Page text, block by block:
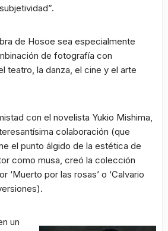
de Hosoe sea especialmente
de fotografía con
teatro, la danza, el cine y el arte
con el novelista Yukio Mishima,
colaboración (que
el punto álgido de la estética de
como musa, creó la colección
‘Muerto por las rosas’ o ‘Calvario
un